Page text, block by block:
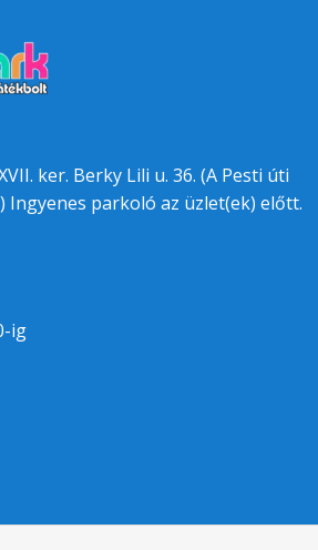
ker. Berky Lili u. 36. (A Pesti úti
Ingyenes parkoló az üzlet(ek) előtt.
ig